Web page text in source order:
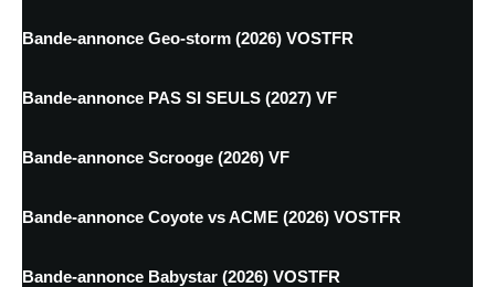
Bande-annonce Geo-storm (2026) VOSTFR
Bande-annonce PAS SI SEULS (2027) VF
Bande-annonce Scrooge (2026) VF
Bande-annonce Coyote vs ACME (2026) VOSTFR
Bande-annonce Babystar (2026) VOSTFR